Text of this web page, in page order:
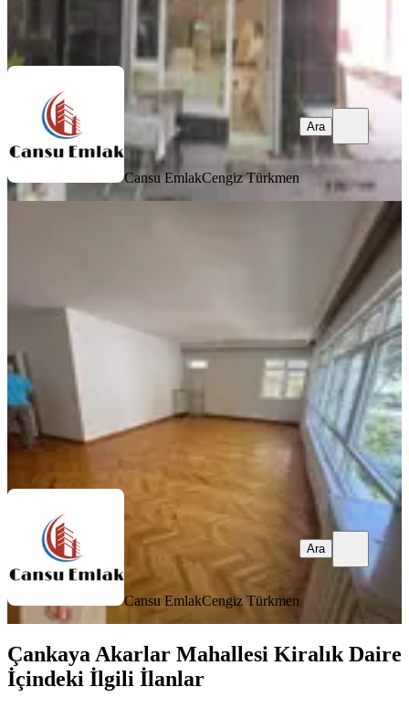
Cengiz Türkmen
Ara
Cansu EmlakCengiz Türkmen
Ara
Emek Diş Hekimligi Yanı 3+1 Kombili
Cansu Emlak Cengiz Türkmen
Cansu EmlakCengiz Türkmen
Ara
Çankaya Akarlar Mahallesi Kiralık Daire
İçindeki İlgili İlanlar